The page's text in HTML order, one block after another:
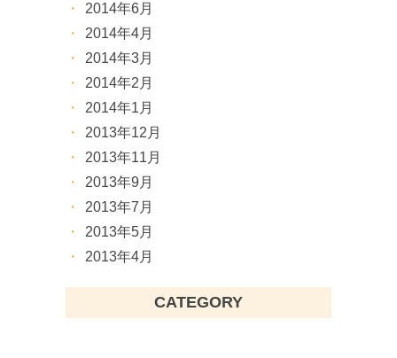
2014年6月
2014年4月
2014年3月
2014年2月
2014年1月
2013年12月
2013年11月
2013年9月
2013年7月
2013年5月
2013年4月
CATEGORY